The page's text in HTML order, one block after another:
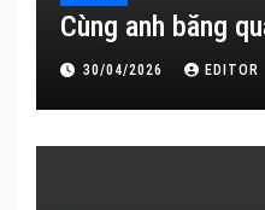
Cùng anh băng
30/04/2026 EDITOR